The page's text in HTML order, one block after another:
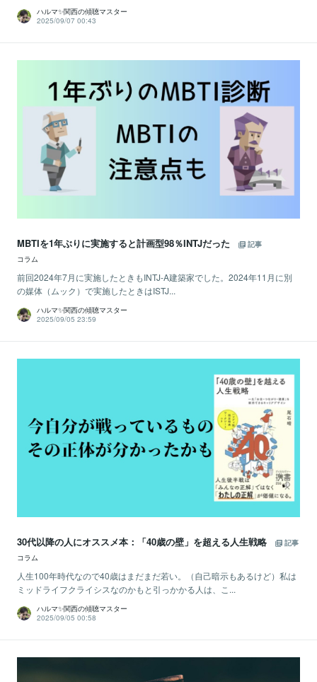
ハルマ✨関西の傾聴マスター
2025/09/07 00:43
MBTIを1年ぶりに実施すると計画型98％INTJだった
記事
コラム
前回2024年7月に実施したときもINTJ-A建築家でした。2024年11月に別
の媒体（ムック）で実施したときはISTJ...
ハルマ✨関西の傾聴マスター
2025/09/05 23:59
30代以降の人にオススメ本：「40歳の壁」を超える人生戦略
記事
コラム
人生100年時代なので40歳はまだまだ若い。（自己暗示もあるけど）私は
ミッドライフクライシスなのかもと引っかかる人は、こ...
ハルマ✨関西の傾聴マスター
2025/09/05 00:58